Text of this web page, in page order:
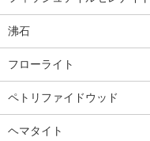
沸石
フローライト
ペトリファイドウッド
ヘマタイト